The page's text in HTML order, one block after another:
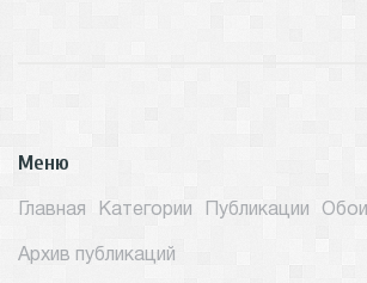
Меню
Главная Категории Публикации Обои
Архив публикаций